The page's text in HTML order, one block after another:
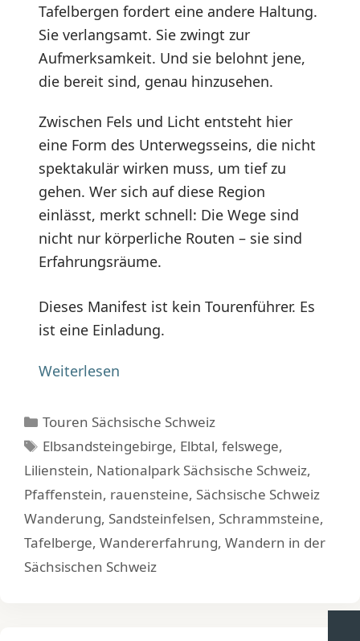
Tafelbergen fordert eine andere Haltung.
Sie verlangsamt. Sie zwingt zur
Aufmerksamkeit. Und sie belohnt jene,
die bereit sind, genau hinzusehen.
Zwischen Fels und Licht entsteht hier
eine Form des Unterwegsseins, die nicht
spektakulär wirken muss, um tief zu
gehen. Wer sich auf diese Region
einlässt, merkt schnell: Die Wege sind
nicht nur körperliche Routen – sie sind
Erfahrungsräume.
Dieses Manifest ist kein Tourenführer. Es
ist eine Einladung.
Weiterlesen
Kategorien
Touren Sächsische Schweiz
Schlagwörter
Elbsandsteingebirge, Elbtal,felswege,
Lilienstein, Nationalpark Sächsische Schweiz,
Pfaffenstein, rauensteine, Sächsische Schweiz
Wanderung, Sandsteinfelsen, Schrammsteine,
Tafelberge, Wandererfahrung, Wandern in der
Sächsischen Schweiz